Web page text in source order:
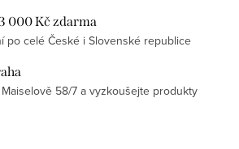
000 Kč zdarma
po celé České i Slovenské republice
58/7 a vyzkoušejte produkty